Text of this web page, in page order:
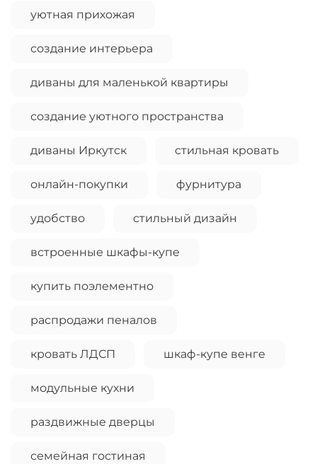
уютная прихожая
создание интерьера
диваны для маленькой квартиры
создание уютного пространства
диваны Иркутск стильная кровать
онлайн-покупки фурнитура
удобство стильный дизайн
встроенные шкафы-купе
купить поэлементно
распродажи пеналов
кровать ЛДСП шкаф-купе венге
модульные кухни
раздвижные дверцы
семейная гостиная